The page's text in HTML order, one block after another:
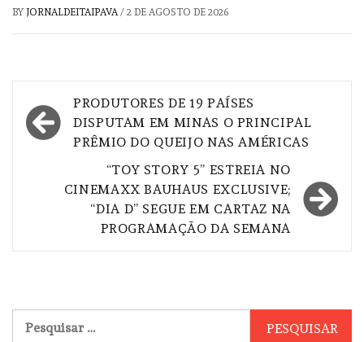
BY JORNALDEITAIPAVA/ 2 DE AGOSTO DE 2026
Navegação
de
PRODUTORES DE 19 PAÍSES
DISPUTAM EM MINAS O PRINCIPAL
PRÊMIO DO QUEIJO NAS AMÉRICAS
“TOY STORY 5” ESTREIA NO
CINEMAXX BAUHAUS EXCLUSIVE;
“DIA D” SEGUE EM CARTAZ NA
PROGRAMAÇÃO DA SEMANA
por: